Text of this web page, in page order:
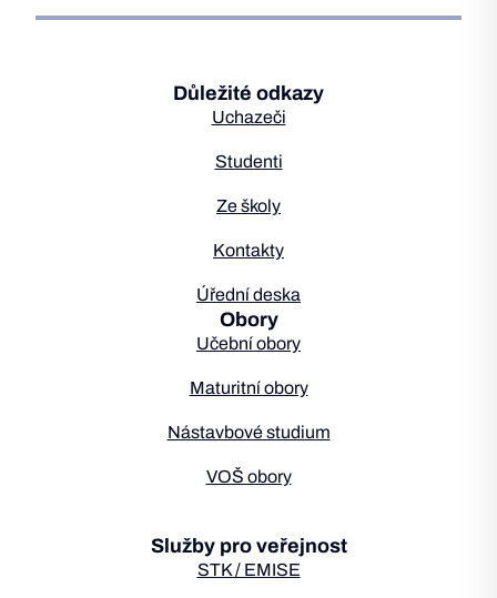
Důležité odkazy
Uchazeči
Studenti
Ze školy
Kontakty
Úřední deska
Obory
Učební obory
Maturitní obory
Nástavbové studium
VOŠ obory
Služby pro veřejnost
STK / EMISE